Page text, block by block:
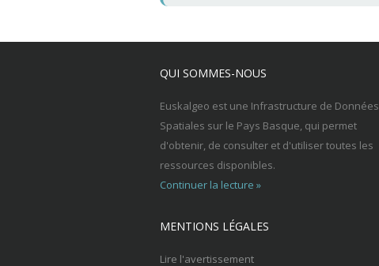
QUI SOMMES-NOUS
Euskalgeo est une Infrastructure de Données
Spatiales sur le Pays Basque, qui permet
d'obtenir, de consulter et d'utiliser toutes les
ressources disponibles.
Continuer la lecture »
MENTIONS LÉGALES
Lire l'avertissement